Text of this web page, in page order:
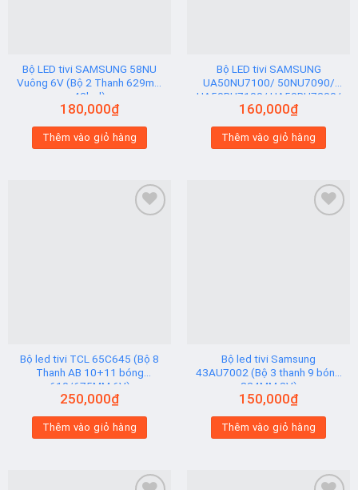
Bộ LED tivi SAMSUNG 58NU
Vuông 6V (Bộ 2 Thanh 629mm
42led)
180,000₫
Thêm vào giỏ hàng
Bộ LED tivi SAMSUNG
UA50NU7100/ 50NU7090/
UA50RU7100/ UA50RU7200/
UA50RU7300 (2 thanh viền 6V
N2) Hạt Vuông
160,000₫
Thêm vào giỏ hàng
Bộ led tivi TCL 65C645 (Bộ 8
Thanh AB 10+11 bóng
610/675MM 6V)
250,000₫
Thêm vào giỏ hàng
Bộ led tivi Samsung
43AU7002 (Bộ 3 thanh 9 bóng
824MM 3V)
150,000₫
Thêm vào giỏ hàng